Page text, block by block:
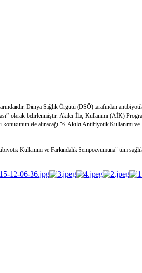
Dünya Sağlık Örgütü (DSÖ) tarafından
olarak belirlenmiştir. Akılcı İlaç Kullanımı (AİK)
ele alınacağı "6. Akılcı Antibiyotik
Kullanımı ve Farkındalık Sempozyumuna" tüm